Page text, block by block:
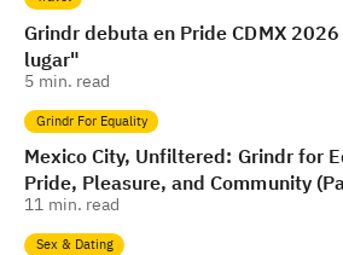
Grindr debuta en Pride CDMX
lugar"
5 min. read
Grindr For Equality
Mexico City, Unfiltered: Grindr for
Pride, Pleasure, and Community
11 min. read
Sex & Dating